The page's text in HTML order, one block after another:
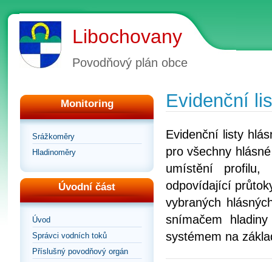
Libochovany
Povodňový plán obce
Monitoring
Srážkoměry
Hladinoměry
Úvodní část
Úvod
Správci vodních toků
Příslušný povodňový orgán
Evidenční
Evidenční listy
pro všechny
umístění
odpovídající
vybraných
snímačem
systémem na